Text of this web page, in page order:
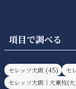
項目で調べる
セレッソ大阪 (45) セ
セレッソ大阪｜大東校(